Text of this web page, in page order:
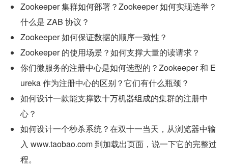
Zookeeper 集群如何部署？Zookeeper 如何实现选举？
什么是 ZAB 协议？
Zookeeper 如何保证数据的顺序一致性？
Zookeeper 的使用场景？如何支撑大量的读请求？
你们微服务的注册中心是如何选型的？Zookeeper 和 E
ureka 作为注册中心的区别？它们有什么瓶颈？
如何设计一款能支撑数十万机器组成的集群的注册中
心？
如何设计一个秒杀系统？在双十一当天，从浏览器中输
入 www.taobao.com 到加载出页面，说一下它的完整过
程。